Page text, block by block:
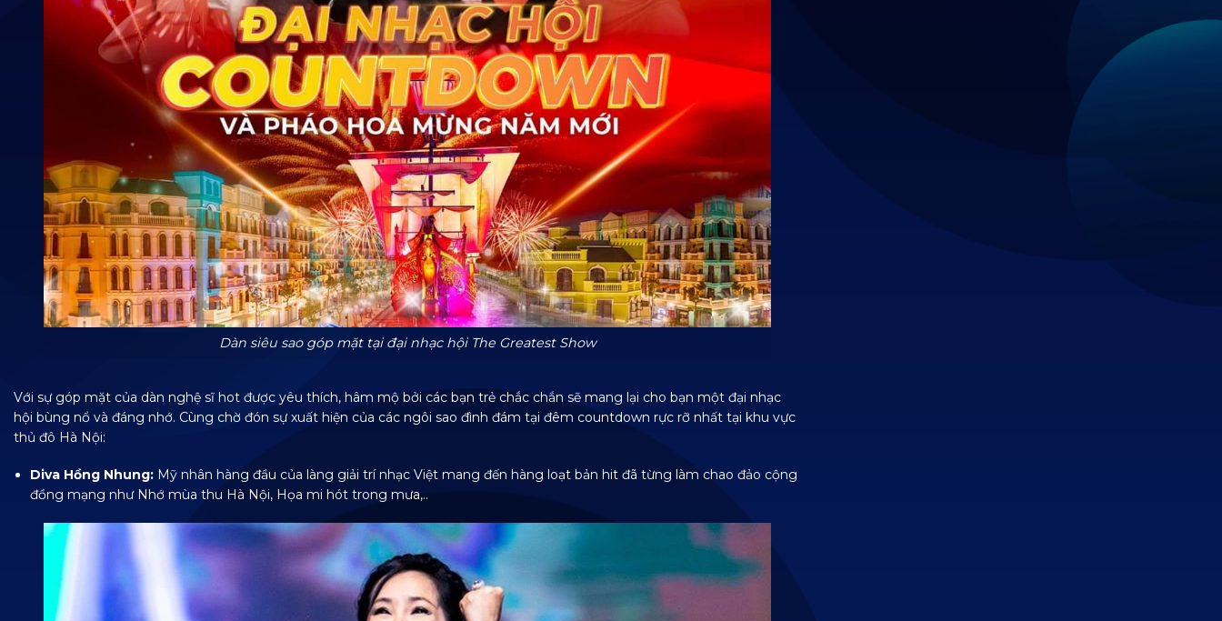
Dàn siêu sao góp mặt tại đại nhạc hội The Greatest Show
Với sự góp mặt của dàn nghệ sĩ hot được yêu thích, hâm mộ bởi các bạn trẻ chắc chắn sẽ mang lại cho bạn một đại nhạc
hội bùng nổ và đáng nhớ. Cùng chờ đón sự xuất hiện của các ngôi sao đình đám tại đêm countdown rực rỡ nhất tại khu vực
thủ đô Hà Nội:
Diva Hồng Nhung: Mỹ nhân hàng đầu của làng giải trí nhạc Việt mang đến hàng loạt bản hit đã từng làm chao đảo cộng
đồng mạng như Nhớ mùa thu Hà Nội, Họa mi hót trong mưa,..